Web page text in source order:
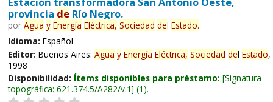
provincia deRío Negro.
por Agua y Energía Eléctrica, Sociedad del Estado.
Idioma: Español
Editor: Buenos Aires: Agua y Energía Eléctrica, Sociedad del Estado,
1998
Disponibilidad: Ítems disponibles para préstamo: Signatura
topográfica: 621.374.5/A282/v.1 (1).